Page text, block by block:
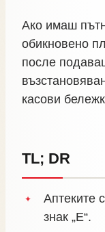
Ако имаш
обикновено
после
касови
TL; DR
Аптеките
знак „E“.